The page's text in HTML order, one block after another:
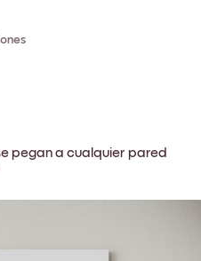
pegan a cualquier pared